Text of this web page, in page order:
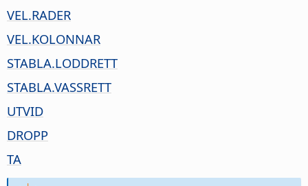
VEL.RADER
VEL.KOLONNAR
STABLA.LODDRETT
STABLA.VASSRETT
UTVID
DROPP
TA